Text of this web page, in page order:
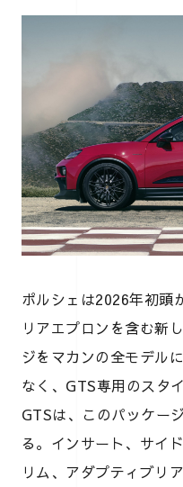
ポルシェは2026年初頭
リアエプロンを含む新
ジをマカンの全モデル
なく、GTS専用のスタ
GTSは、このパッケー
る。インサート、サイ
リム、アダプティブリ